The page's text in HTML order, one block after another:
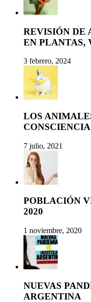
REVISIÓN DE
EN PLANTAS,
3 febrero, 2024
LOS
CONSCIENCIA
7 julio, 2021
POBLACIÓN
2020
1 noviembre, 2020
NUEVAS
ARGENTINA